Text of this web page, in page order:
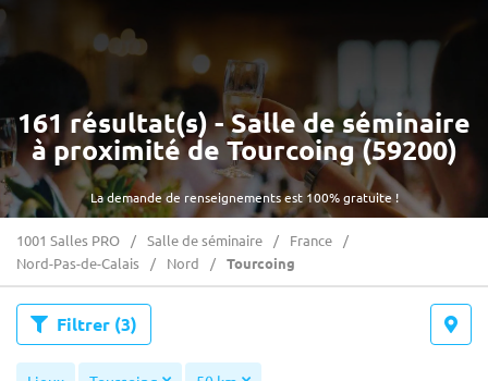
La demande de renseignements est 100% gratuite !
161 résultat(s) - Salle de séminaire
à proximité de Tourcoing (59200)
1001 Salles PRO Salle de séminaire
France
Nord-Pas-de-Calais
Nord Tourcoing
Filtrer (3)